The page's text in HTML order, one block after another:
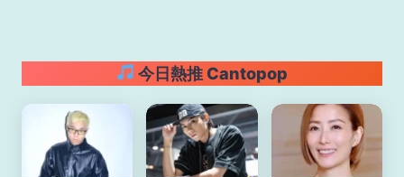
今日熱推 Cantopop